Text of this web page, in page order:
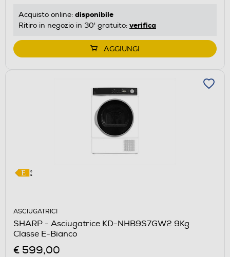
energetico
di
Youreko.
Acquisto online: disponibile
Ritiro in negozio in 30' gratuito: verifica
AGGIUNGI
ASCIUGATRICI
SHARP - Asciugatrice KD-NHB9S7GW2 9Kg
Classe E-Bianco
€ 599,00